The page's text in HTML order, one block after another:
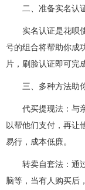
二、准备实名认
实名认证是花呗
号的组合将帮助你成
片，刷脸认证即可完
三、多种方法助
代买提现法：与
以帮他们支付，再让
易行，成本低廉。
转卖自套法：通
脑等，当有人购买后